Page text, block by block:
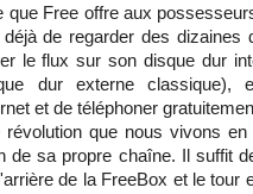
que Free offre aux
de regarder des dizaines
le flux sur son disque dur
dur externe classique),
et de téléphoner
que nous vivons en
de sa propre chaîne. Il suffit
de la FreeBox et le tour